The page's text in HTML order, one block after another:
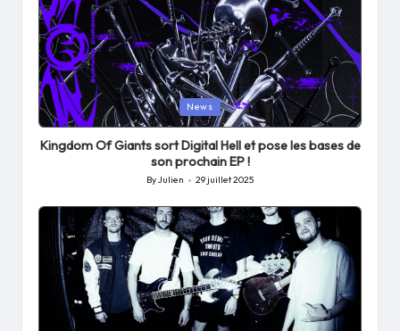
Posted
in
News
Kingdom Of Giants sort Digital Hell et pose les bases de
son prochain EP !
Posted
ByJulien 29 juillet 2025